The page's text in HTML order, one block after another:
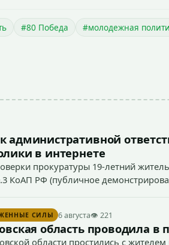
#80 Победа #молодежная
административной
в интернете
прокуратуры 19-летний
КоАП РФ (публичное
СИЛЫ 6 августа👁 221
область проводила в
области простились с